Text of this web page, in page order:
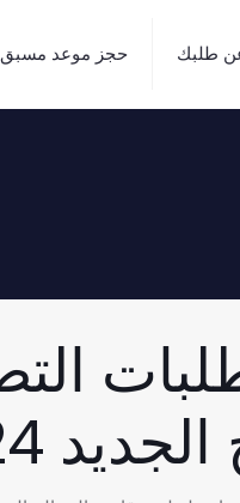
طلبك حجز موعد مسبق
5/2024